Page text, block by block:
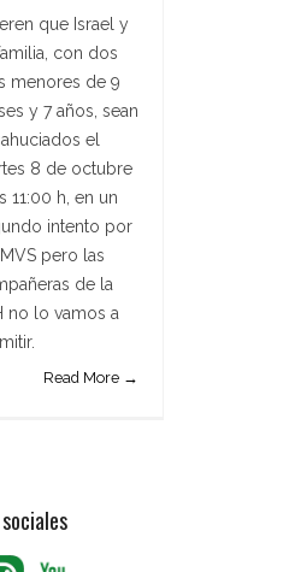
que Israel y
con dos
menores de 9
y 7 años, sean
el
8 de octubre
11:00 h, en un
intento por
pero las
de la
no lo vamos a
Read More →